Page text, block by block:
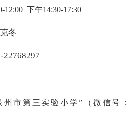
下午14:30-17:30
克冬
22768297
第三实验小学”（微信号：